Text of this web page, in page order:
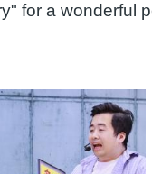
for a wonderful